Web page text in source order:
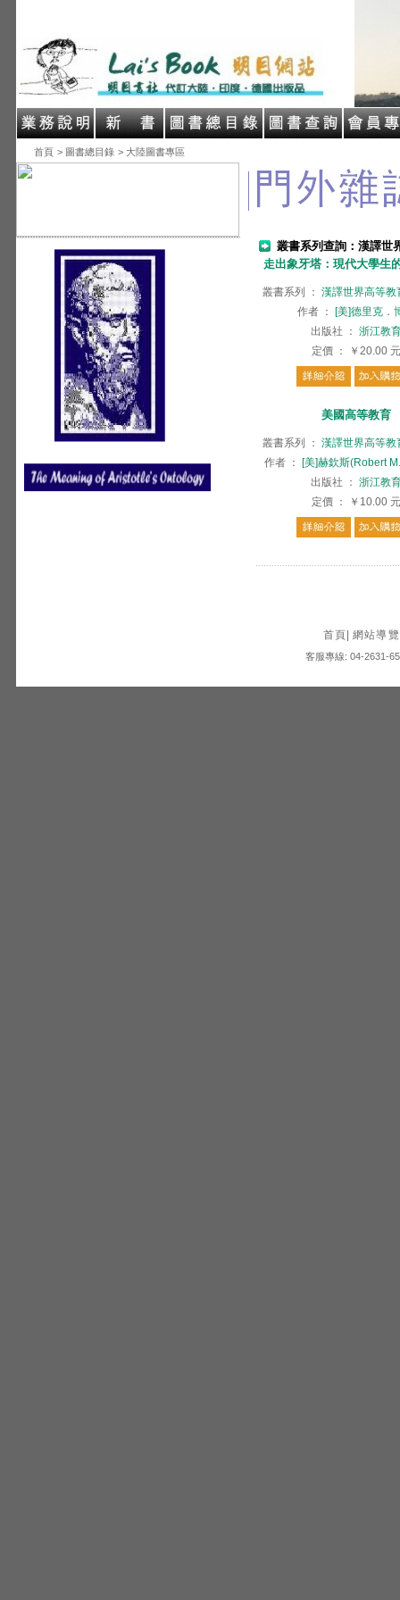
首頁 > 圖書總目錄 > 大陸圖書專區
叢書系列查詢：漢譯世
走出象牙塔：現代大學生
叢書系列 ： 漢譯世界高等教
作者 ：
[美]德里克．
出版社
： 浙江教
定價 ： ￥20.00 元
美國高等教育
叢書系列 ： 漢譯世界高等教
作者 ：
[美]赫欽斯(Robert
出版社
： 浙江教
定價 ： ￥10.00 元
首頁 網站導覽
客服專線: 04-2631-